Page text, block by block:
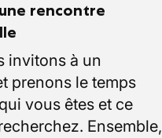
rencontre
invitons à un
prenons le temps
vous êtes et ce
Ensemble,